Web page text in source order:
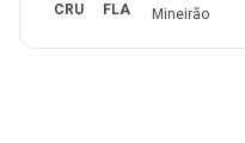
CRU FLA Mineirão